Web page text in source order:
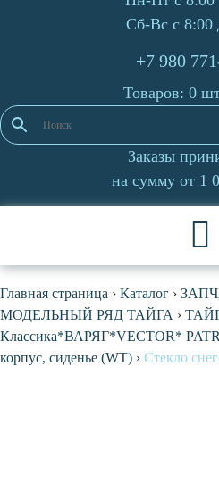
Сб-Вс с 8:00
+7 980
Товаров: 0
Заказы
на сумму от 1
Главная страница › Каталог ›
МОДЕЛЬНЫЙ РЯД ТАЙГА ›
Классика*ВАРЯГ*VECTOR*
корпус, сиденье (WT) › Стекло